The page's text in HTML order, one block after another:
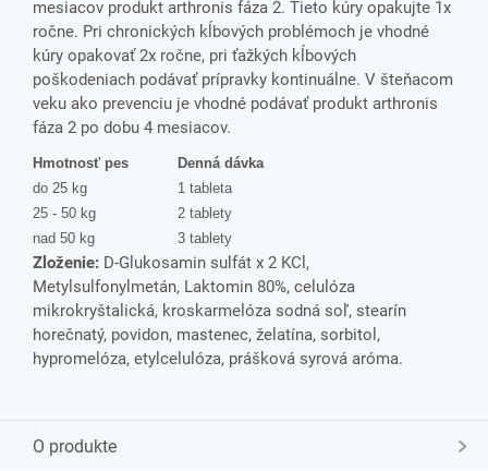
mesiacov produkt arthronis fáza 2. Tieto kúry opakujte 1x
ročne. Pri chronických kĺbových problémoch je vhodné
kúry opakovať 2x ročne, pri ťažkých kĺbových
poškodeniach podávať prípravky kontinuálne. V šteňacom
veku ako prevenciu je vhodné podávať produkt arthronis
fáza 2 po dobu 4 mesiacov.
Hmotnosť pes
Denná dávka
do 25 kg
1 tableta
25 - 50 kg
2 tablety
nad 50 kg
3 tablety
Zloženie: D-Glukosamin sulfát x 2 KCl,
Metylsulfonylmetán, Laktomin 80%, celulóza
mikrokryštalická, kroskarmelóza sodná soľ, stearín
horečnatý, povidon, mastenec, želatína, sorbitol,
hypromelóza, etylcelulóza, prášková syrová aróma.
O produkte